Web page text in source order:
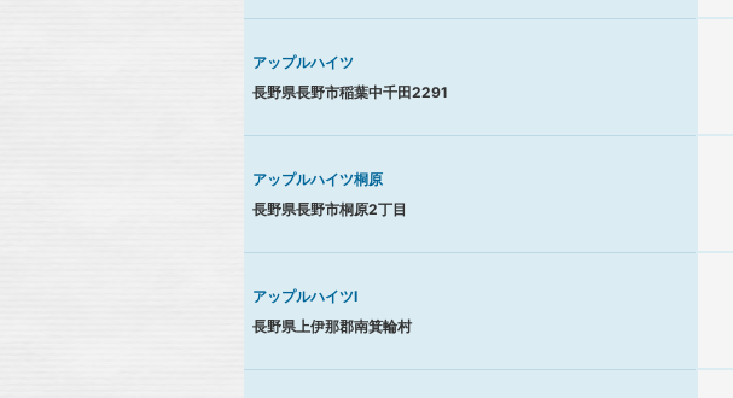
アップルハイツ
長野県長野市稲葉中千田2291
アップルハイツ桐原
長野県長野市桐原2丁目
アップルハイツⅠ
長野県上伊那郡南箕輪村